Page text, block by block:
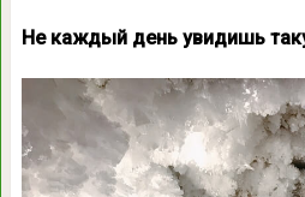
Не каждый день увидишь